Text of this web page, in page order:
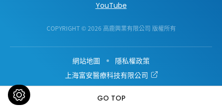
YouTube
網站地圖
隱私權政策
上海富安醫療科技有限公司
COPYRIGHT © 2026 高鹿興業有限公司 版權所有
GO TOP